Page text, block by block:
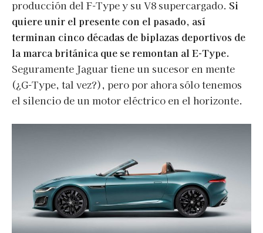
producción del F-Type y su V8 supercargado. Si
quiere unir el presente con el pasado, así
terminan cinco décadas de biplazas deportivos de
la marca británica que se remontan al E-Type.
Seguramente Jaguar tiene un sucesor en mente
(¿G-Type, tal vez?), pero por ahora sólo tenemos
el silencio de un motor eléctrico en el horizonte.